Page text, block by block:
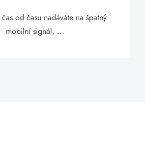
od času nadáváte na špatný
mobilní signál, ...